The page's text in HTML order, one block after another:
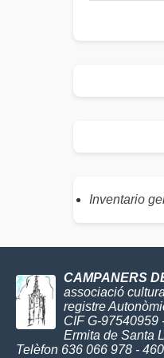
Inventario
CAMPANERS
associació
registre
CIF G-97540959
Ermita de Santa
Telèfon 636 066 978 -